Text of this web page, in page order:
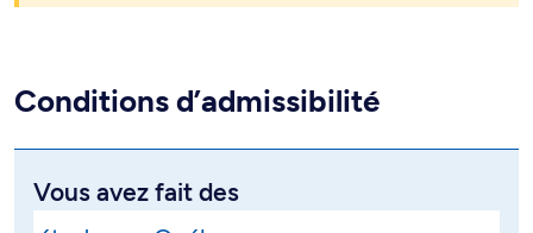
Conditions d’admissibilité
Vous avez fait des